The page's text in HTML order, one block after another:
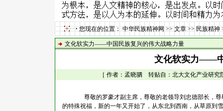
您现在的位置：中华民族精神网>>文章>>民族精神
文化软实力——中国民族复兴的伟大战略力量
文化软实力——
［ 作者：孟晓驷 转贴自：北大文化产业研
尊敬的罗豪才副主席，尊敬的老领导刘忠德部长，尊
的特殊祝福，新的一年又开始了，从东北到西南，从草原到